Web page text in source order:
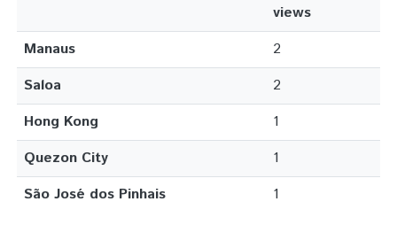
views
Manaus
2
Saloa
2
Hong Kong
1
Quezon City
1
São José dos Pinhais
1